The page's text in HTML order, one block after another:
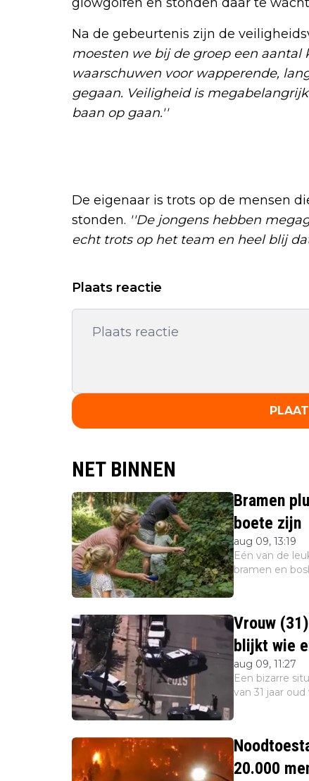
Na de gebeurtenis zijn de
moesten we bij de groep een aantal
waarschuwen voor wapperende,
gegaan. Veiligheid is
baan op gaan.''
De eigenaar is trots op de mensen
stonden. ''De jongens hebben
echt trots op het team en heel blij
Plaats reactie
NET BINNEN
Bramen
boete zijn
aug 09, 13:19
Eén van de
bramen en
Vrouw
blijkt wie
aug 09, 11:27
Een bizarre
van 31 jaar
20.000